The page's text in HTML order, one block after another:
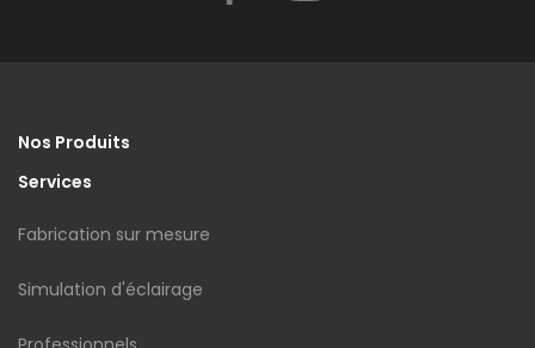
Nos Produits
Services
Fabrication sur mesure
Simulation d'éclairage